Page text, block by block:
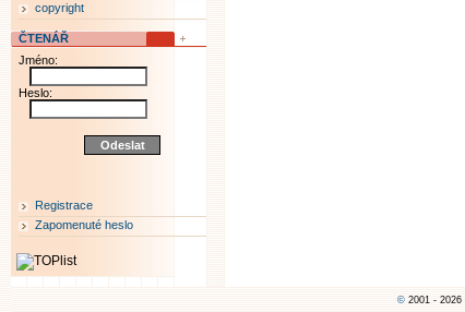
copyright
ČTENÁŘ
Jméno:
Heslo:
Registrace
Zapomenuté heslo
© 2001 - 2026